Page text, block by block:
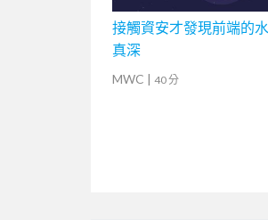
接觸資安才發現前端的水
真深
MWC | 40 分